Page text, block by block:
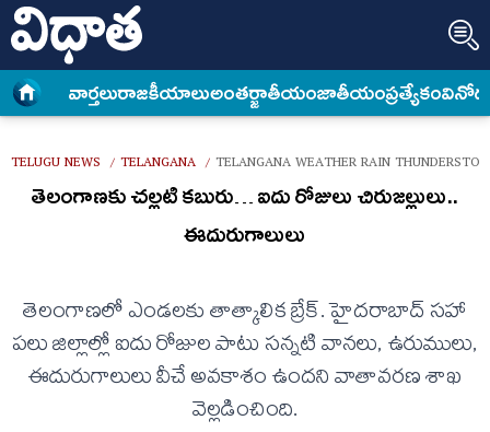
వార్త‌లురాజకీయాలుఅంత‌ర్జాతీయంజాతీయంప్రత్యేకం
TELUGU NEWS / TELANGANA / TELANGANA WEATHER RAIN
తెలంగాణకు చల్లటి కబురు… ఐదు రోజులు చిరుజల్లులు..
ఈదురుగాలులు
తెలంగాణలో ఎండలకు తాత్కాలిక బ్రేక్. హైదరాబాద్ సహా
పలు జిల్లాల్లో ఐదు రోజుల పాటు సన్నటి వానలు, ఉరుములు,
ఈదురుగాలులు వీచే అవకాశం ఉందని వాతావరణ శాఖ
వెల్లడించింది.